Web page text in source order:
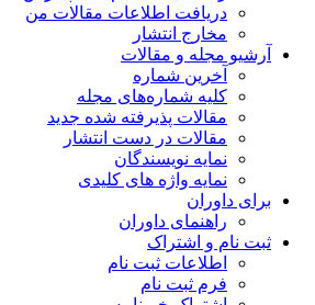
دریافت اطلاعات مقالات من
مخارج انتشار
آرشیو مجله و مقالات
آخرین شماره
کلیه شماره‌های مجله
مقالات پذیرفته شده جدید
مقالات در دست انتشار
نمایه نویسندگان
نمایه واژه های کلیدی
برای داوران
راهنمای داوران
ثبت نام و اشتراک
اطلاعات ثبت نام
فرم ثبت نام